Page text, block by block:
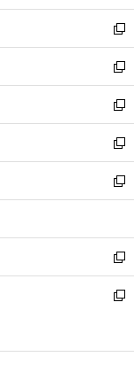
開
く
ウ
で
開
く
ン
ド
ウ
で
開
く
ウ
ィ
ン
ド
ウ
で
開
く
新
し
い
ウ
ィ
ン
ド
ウ
で
開
新
し
い
ウ
ィ
ン
ド
ウ
開
く
新
し
い
ウ
ィ
ン
ウ
で
開
く
新
し
い
ウ
ン
ド
ウ
で
新
し
ウ
ィ
ン
ド
開
新
し
い
ン
新
ウ